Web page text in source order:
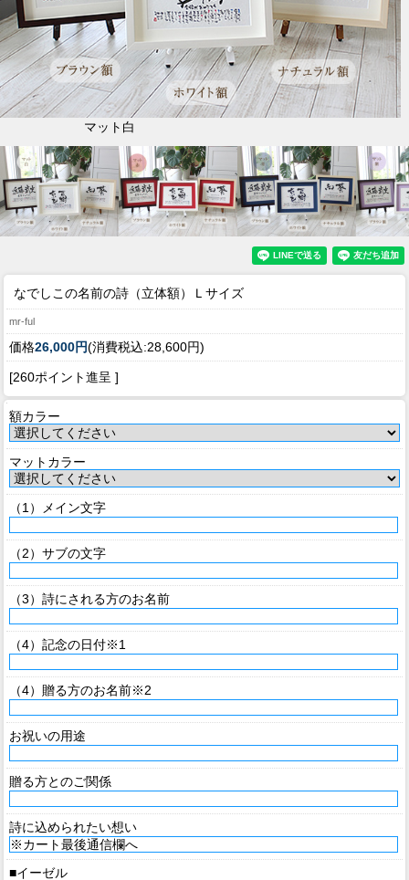
マット白
なでしこの名前の詩（立体額）Ｌサイズ
mr-ful
価格26,000円(消費税込:28,600円)
[260ポイント進呈 ]
額カラー
マットカラー
（1）メイン文字
（2）サブの文字
（3）詩にされる方のお名前
（4）記念の日付※1
（4）贈る方のお名前※2
お祝いの用途
贈る方とのご関係
詩に込められたい想い
■イーゼル